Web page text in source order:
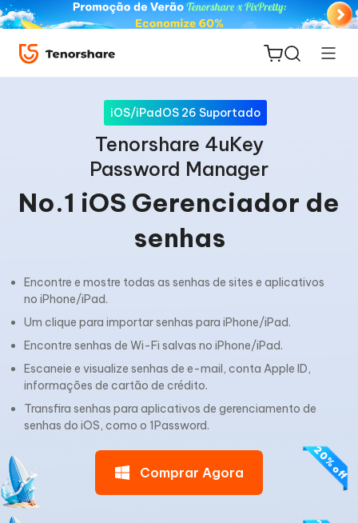
ReiBoot
for iOS
PDF
Editor
iAnyGo
Tenorshare 4uKey
Password Manager
iOS/iPadOS 26 Suportado
No.1 iOS Gerenciador de
senhas
Encontre e mostre todas as senhas de sites e aplicativos
no iPhone/iPad.
Um clique para importar senhas para iPhone/iPad.
Encontre senhas de Wi-Fi salvas no iPhone/iPad.
Escaneie e visualize senhas de e-mail, conta Apple ID,
informações de cartão de crédito.
Transfira senhas para aplicativos de gerenciamento de
senhas do iOS, como o 1Password.
Comprar Agora